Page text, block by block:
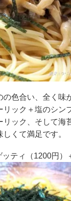
の色合い、全く味
リック＋塩のシン
ック、そして海
くて満足です。
ティ（1200円）